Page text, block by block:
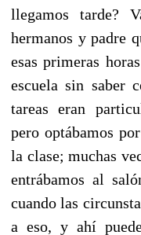
llegamos tarde?
hermanos y padre
esas primeras
escuela sin saber
tareas eran
pero optábamos
la clase; muchas
entrábamos al
cuando las
a eso, y ahí